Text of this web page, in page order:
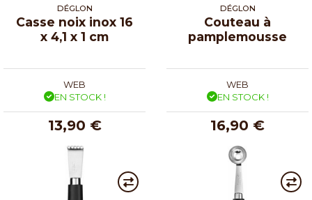
DÉGLON
Casse noix inox 16
x 4,1 x 1 cm
WEB
EN STOCK !
13,90 €
DÉGLON
Couteau à
pamplemousse
WEB
EN STOCK !
16,90 €